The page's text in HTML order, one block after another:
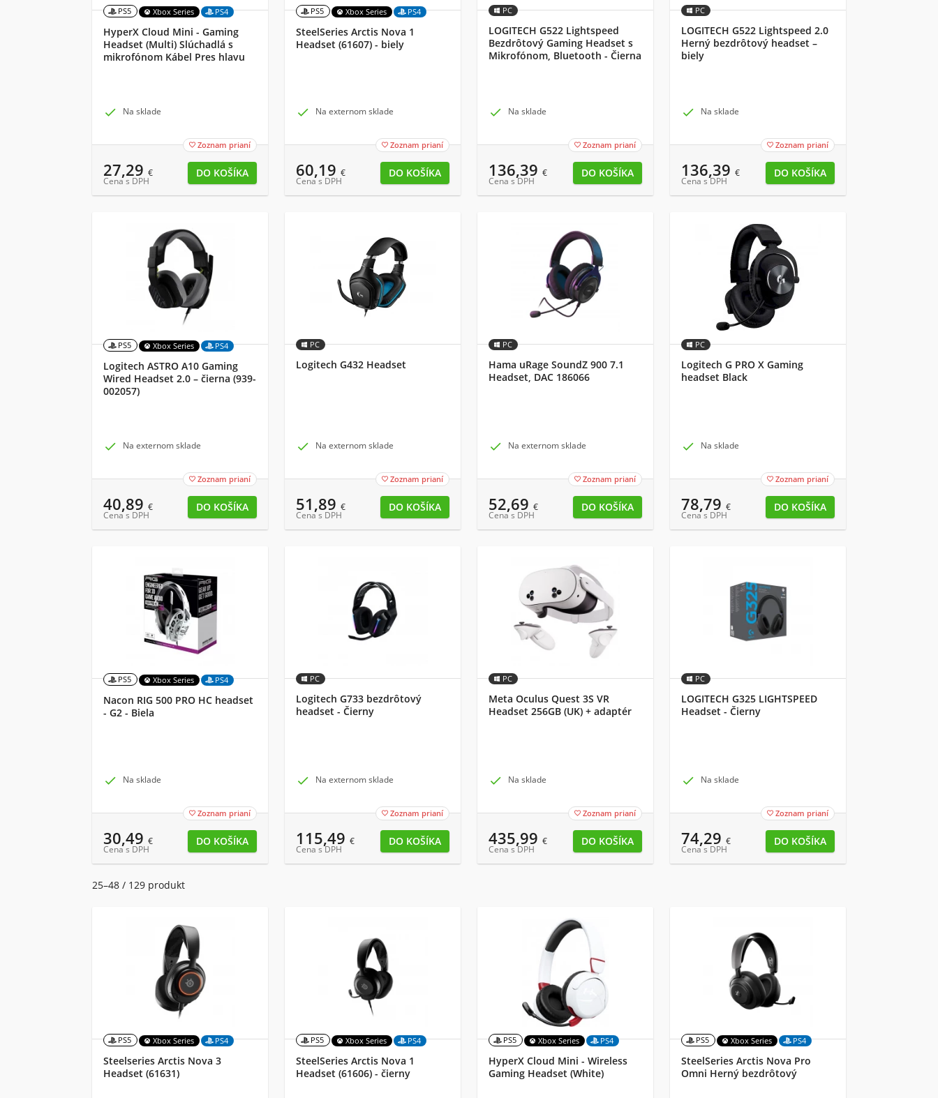
PS5 Xbox Series PS4
HyperX Cloud Mini - Gaming
Headset (Multi) Slúchadlá s
mikrofónom Kábel Pres hlavu
 Na sklade
 Zoznam prianí
27,29 €
Cena s DPH
PS5 Xbox Series PS4
SteelSeries Arctis Nova 1
Headset (61607) - biely
 Na externom sklade
 Zoznam prianí
60,19 €
Cena s DPH
PC
LOGITECH G522 Lightspeed
Bezdrôtový Gaming Headset s
Mikrofónom, Bluetooth - Čierna
 Na sklade
 Zoznam prianí
136,39 €
Cena s DPH
PC
LOGITECH G522 Lightspeed 2.0
Herný bezdrôtový headset –
biely
 Na sklade
 Zoznam prianí
136,39 €
Cena s DPH
PS5 Xbox Series PS4
Logitech ASTRO A10 Gaming
Wired Headset 2.0 – čierna (939-
002057)
 Na externom sklade
 Zoznam prianí
40,89 €
Cena s DPH
PC
Logitech G432 Headset
 Na externom sklade
 Zoznam prianí
51,89 €
Cena s DPH
PC
Hama uRage SoundZ 900 7.1
Headset, DAC 186066
 Na externom sklade
 Zoznam prianí
52,69 €
Cena s DPH
PC
Logitech G PRO X Gaming
headset Black
 Na sklade
 Zoznam prianí
78,79 €
Cena s DPH
PS5 Xbox Series PS4
Nacon RIG 500 PRO HC headset
- G2 - Biela
 Na sklade
 Zoznam prianí
30,49 €
Cena s DPH
PC
Logitech G733 bezdrôtový
headset - Čierny
 Na externom sklade
 Zoznam prianí
115,49 €
Cena s DPH
PC
Meta Oculus Quest 3S VR
Headset 256GB (UK) + adaptér
 Na sklade
 Zoznam prianí
435,99 €
Cena s DPH
PC
LOGITECH G325 LIGHTSPEED
Headset - Čierny
 Na sklade
 Zoznam prianí
74,29 €
Cena s DPH
25–48 / 129 produkt
PS5 Xbox Series PS4
Steelseries Arctis Nova 3
Headset (61631)
PS5 Xbox Series PS4
SteelSeries Arctis Nova 1
Headset (61606) - čierny
PS5 Xbox Series PS4
HyperX Cloud Mini - Wireless
Gaming Headset (White)
PS5 Xbox Series PS4
SteelSeries Arctis Nova Pro
Omni Herný bezdrôtový